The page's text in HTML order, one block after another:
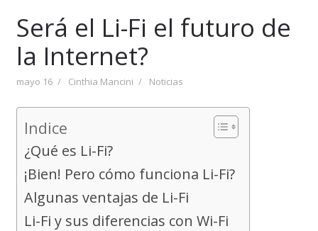
Será el Li-Fi el futuro de
la Internet?
mayo 16 Cinthia Mancini Noticias
Indice
¿Qué es Li-Fi?
¡Bien! Pero cómo funciona Li-Fi?
Algunas ventajas de Li-Fi
Li-Fi y sus diferencias con Wi-Fi